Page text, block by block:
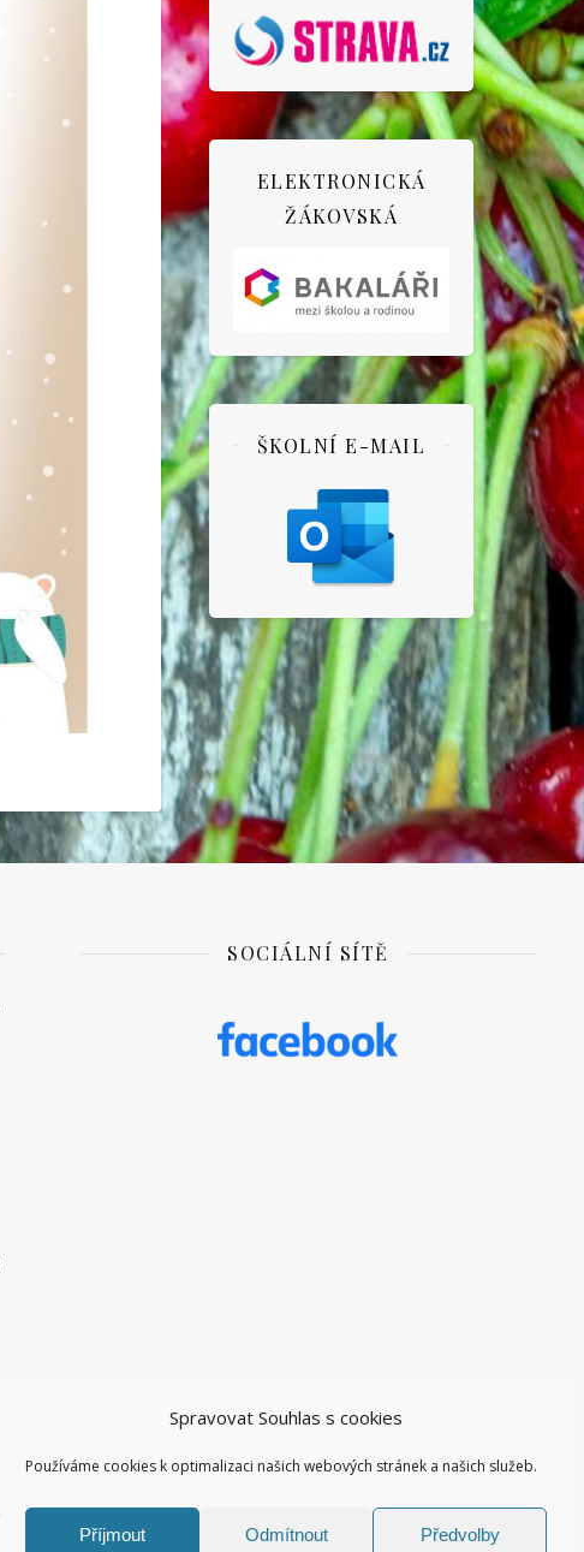
Spravovat Souhlas s cookies
Používáme cookies k optimalizaci našich webových stránek a našich služeb.
Příjmout Odmítnout Předvolby
ELEKTRONICKÁ
ŽÁKOVSKÁ
ŠKOLNÍ E-MAIL
SOCIÁLNÍ SÍTĚ